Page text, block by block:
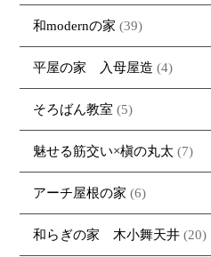
和modernの家 (39)
平屋の家 入母屋造 (4)
そろばん教室 (5)
魅せる筋交い×槇の丸太 (7)
アーチ屋根の家 (6)
和らぎの家 木小舞天井 (20)